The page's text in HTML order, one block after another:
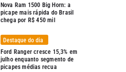
Nova Ram 1500 Big Horn: a
picape mais rápida do Brasil
chega por R$ 450 mil
Destaque do dia
Ford Ranger cresce 15,3% em
julho enquanto segmento de
picapes médias recua